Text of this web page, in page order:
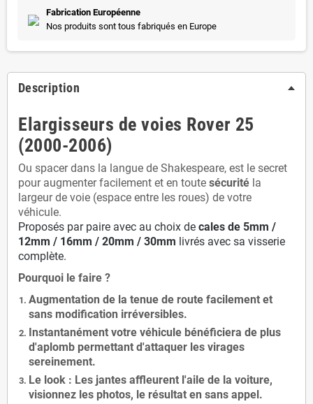
Fabrication Européenne
Nos produits sont tous fabriqués en Europe
Description
Elargisseurs de voies Rover 25
(2000-2006)
Ou spacer dans la langue de Shakespeare, est le secret
pour augmenter facilement et en toute sécurité la
largeur de voie (espace entre les roues) de votre
véhicule.
Proposés par paire avec au choix de cales de 5mm /
12mm / 16mm / 20mm / 30mm livrés avec sa visserie
complète.
Pourquoi le faire ?
Augmentation de la tenue de route facilement et
sans modification irréversibles.
Instantanément votre véhicule bénéficiera de plus
d'aplomb permettant d'attaquer les virages
sereinement.
Le look : Les jantes affleurent l'aile de la voiture,
visionnez les photos, le résultat en sans appel.